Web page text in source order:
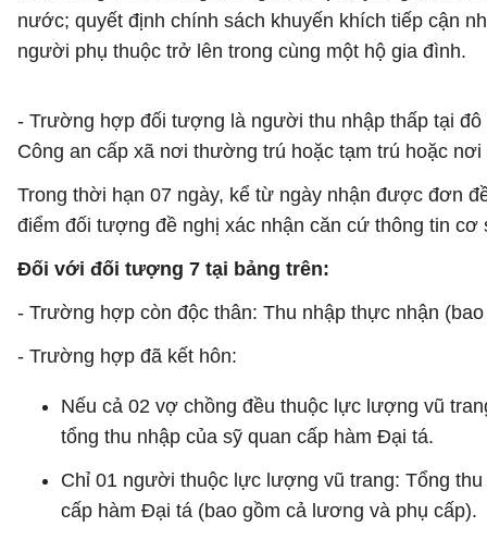
nước; quyết định chính sách khuyến khích tiếp cận
người phụ thuộc trở lên trong cùng một hộ gia đình.
- Trường hợp đối tượng là người thu nhập thấp tại
Công an cấp xã nơi thường trú hoặc tạm trú hoặc
Trong thời hạn 07 ngày, kể từ ngày nhận được đơn
điểm đối tượng đề nghị xác nhận căn cứ thông tin
Đối với đối tượng 7 tại bảng trên:
- Trường hợp còn độc thân: Thu nhập thực nhận
- Trường hợp đã kết hôn:
Nếu cả 02 vợ chồng đều thuộc lực lượng vũ
tổng thu nhập của sỹ quan cấp hàm Đại tá.
Chỉ 01 người thuộc lực lượng vũ trang: Tổng
cấp hàm Đại tá (bao gồm cả lương và phụ cấp).